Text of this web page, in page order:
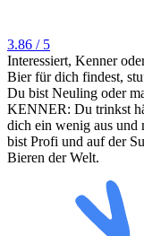
3.86 / 5
Interessiert, Kenner
Bier für dich findest,
Du bist Neuling oder
KENNER: Du trinkst
dich ein wenig aus und
bist Profi und auf der
Bieren der Welt.